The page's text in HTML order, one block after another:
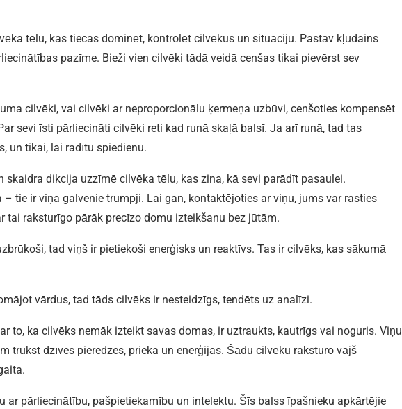
tēlu, kas tiecas dominēt, kontrolēt cilvēkus un situāciju. Pastāv kļūdains
pazīme. Bieži vien cilvēki tādā veidā cenšas tikai pievērst sev
cilvēki, vai cilvēki ar neproporcionālu ķermeņa uzbūvi, cenšoties kompensēt
sevi īsti pārliecināti cilvēki reti kad runā skaļā balsī. Ja arī runā, tad tas
un tikai, lai radītu spiedienu.
skaidra dikcija uzzīmē cilvēka tēlu, kas zina, kā sevi parādīt pasaulei.
tie ir viņa galvenie trumpji. Lai gan, kontaktējoties ar viņu, jums var rasties
tai raksturīgo pārāk precīzo domu izteikšanu bez jūtām.
tad viņš ir pietiekoši enerģisks un reaktīvs. Tas ir cilvēks, kas sākumā
vārdus, tad tāds cilvēks ir nesteidzīgs, tendēts uz analīzi.
to, ka cilvēks nemāk izteikt savas domas, ir uztraukts, kautrīgs vai noguris. Viņu
trūkst dzīves pieredzes, prieka un enerģijas. Šādu cilvēku raksturo vājš
ar pārliecinātību, pašpietiekamību un intelektu. Šīs balss īpašnieku apkārtējie